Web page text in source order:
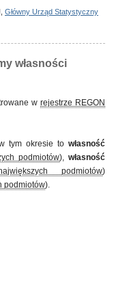
własności sektora
Główny Urząd Statystyczny
własności
wrejestrze REGON
tym okresie to własność
podmiotów), własność
podmiotów)
podmiotów).